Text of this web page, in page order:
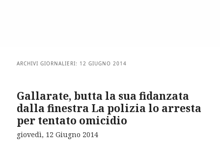
ARCHIVI GIORNALIERI: 12 GIUGNO 2014
Gallarate, butta la sua fidanzata
dalla finestra La polizia lo arresta
per tentato omicidio
giovedì, 12 Giugno 2014